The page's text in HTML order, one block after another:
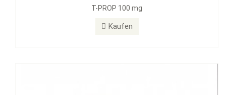
T-PROP 100 mg
Kaufen
55.89€
Rexogin 50mg/ml 10 Ampullen